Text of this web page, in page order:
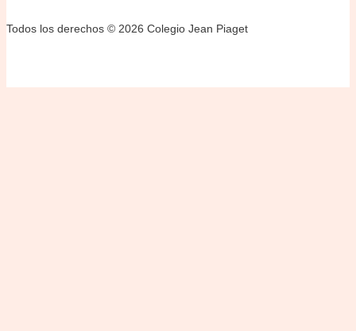
Todos los derechos © 2026 Colegio Jean Piaget